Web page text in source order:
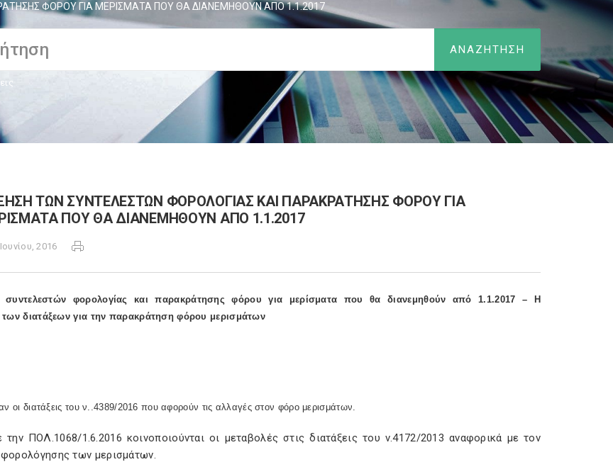
ΦΟΡΟΥ ΓΙΑ ΜΕΡΙΣΜΑΤΑ ΠΟΥ ΘΑ ΔΙΑΝΕΜΗΘΟΥΝ ΑΠΟ 1.1.2017
ΤΩΝ ΣΥΝΤΕΛΕΣΤΩΝ ΦΟΡΟΛΟΓΙΑΣ ΚΑΙ ΠΑΡΑΚΡΑΤΗΣΗΣ ΦΟΡΟΥ ΓΙΑ
ΠΟΥ ΘΑ ΔΙΑΝΕΜΗΘΟΥΝ ΑΠΟ 1.1.2017
2016
φορολογίας και παρακράτησης φόρου για μερίσματα που θα διανεμηθούν από 1.1.2017 – Η
των διατάξεων για την παρακράτηση φόρου μερισμάτων
οι διατάξεις του ν..4389/2016 που αφορούν τις αλλαγές στον φόρο μερισμάτων.
ΠΟΛ.1068/1.6.2016 κοινοποιούνται οι μεταβολές στις διατάξεις του ν.4172/2013 αναφορικά με τον
των μερισμάτων.